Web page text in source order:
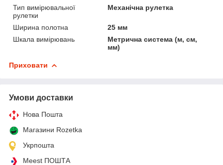
Тип вимірювальної
рулетки
Механічна рулетка
Ширина полотна
25 мм
Шкала вимірювань
Метрична система (м, см,
мм)
Приховати
Умови доставки
Нова Пошта
Магазини Rozetka
Укрпошта
Meest ПОШТА